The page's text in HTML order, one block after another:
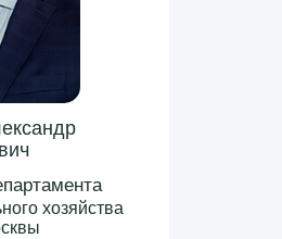
хозяйства